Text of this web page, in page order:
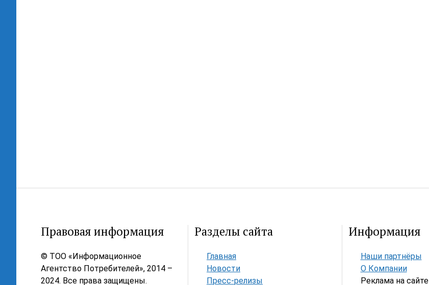
Правовая информация
© ТОО «Информационное
Агентство Потребителей», 2014 –
2024. Все права защищены.
Разделы сайта
Главная
Новости
Пресс-релизы
Информация
Наши партнёры
О Компании
Реклама на сайте